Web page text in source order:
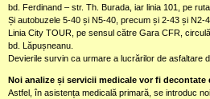
bd. Ferdinand – str. Th. Burada, iar linia 101, pe
Și autobuzele 5-40 și N5-40, precum și 2-43 și N2-
Linia City TOUR, pe sensul către Gara CFR,
bd. Lăpușneanu.
Devierile survin ca urmare a lucrărilor de asfaltare
Noi analize și servicii medicale vor fi decontate
Astfel, în asistența medicală primară, se introduc